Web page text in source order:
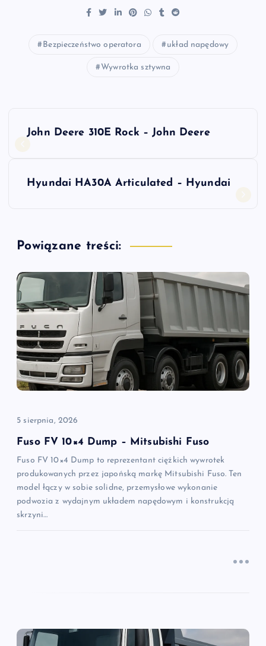
Bezpieczeństwo operatora układ napędowy
Wywrotka sztywna
N
g
a
c
a
w
p
s
u
John Deere 310E Rock – John Deere
Hyundai HA30A Articulated – Hyundai
Powiązane treści:
5 sierpnia, 2026
Fuso FV 10×4 Dump – Mitsubishi Fuso
Fuso FV 10×4 Dump to reprezentant ciężkich wywrotek
produkowanych przez japońską markę Mitsubishi Fuso. Ten
model łączy w sobie solidne, przemysłowe wykonanie
podwozia z wydajnym układem napędowym i konstrukcją
skrzyni…